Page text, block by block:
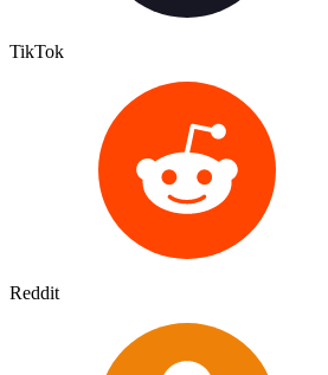
TikTok
Reddit